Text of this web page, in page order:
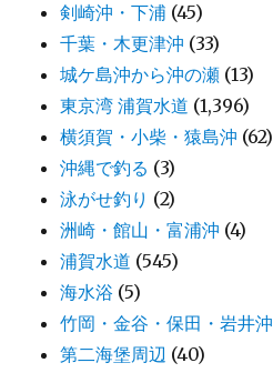
剣崎沖・下浦 (45)
千葉・木更津沖 (33)
城ケ島沖から沖の瀬 (13)
東京湾 浦賀水道 (1,396)
横須賀・小柴・猿島沖 (62)
沖縄で釣る (3)
泳がせ釣り (2)
洲崎・館山・富浦沖 (4)
浦賀水道 (545)
海水浴 (5)
竹岡・金谷・保田・岩井沖
第二海堡周辺 (40)